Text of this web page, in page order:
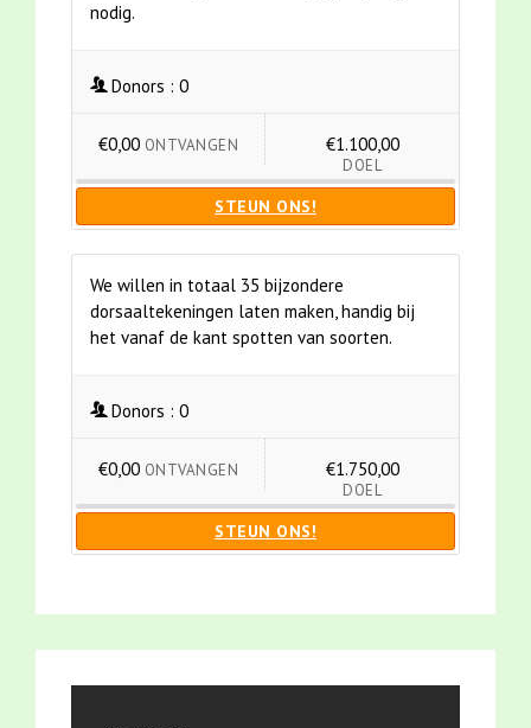
nodig.
Donors : 0
€0,00 ONTVANGEN €1.100,00
DOEL
STEUN ONS!
We willen in totaal 35 bijzondere
dorsaaltekeningen laten maken, handig bij
het vanaf de kant spotten van soorten.
Donors : 0
€0,00 ONTVANGEN €1.750,00
DOEL
STEUN ONS!